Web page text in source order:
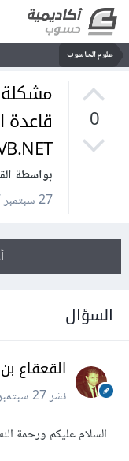
علوم الحاسوب
0
VB.NET
بواسطة
27 سبتمبر 2017
السؤال
القعقاع
نشر27 سبتمبر 2017
السلام عليكم ورحمة